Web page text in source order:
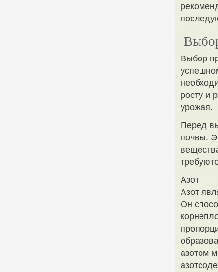
Выбор
росту и
урожая.
Перед
почвы.
Азот
Азот
Он
азотом